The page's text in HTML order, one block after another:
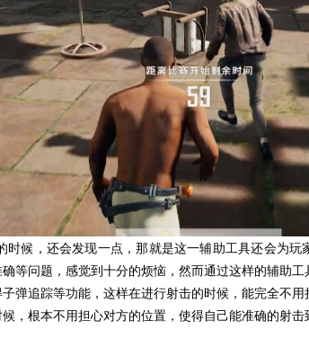
时候，还会发现一点，那就是这一辅助工具还会为
等问题，感觉到十分的烦恼，然而通过这样的辅助
弹追踪等功能，这样在进行射击的时候，能完全不
，根本不用担心对方的位置，使得自己能准确的射